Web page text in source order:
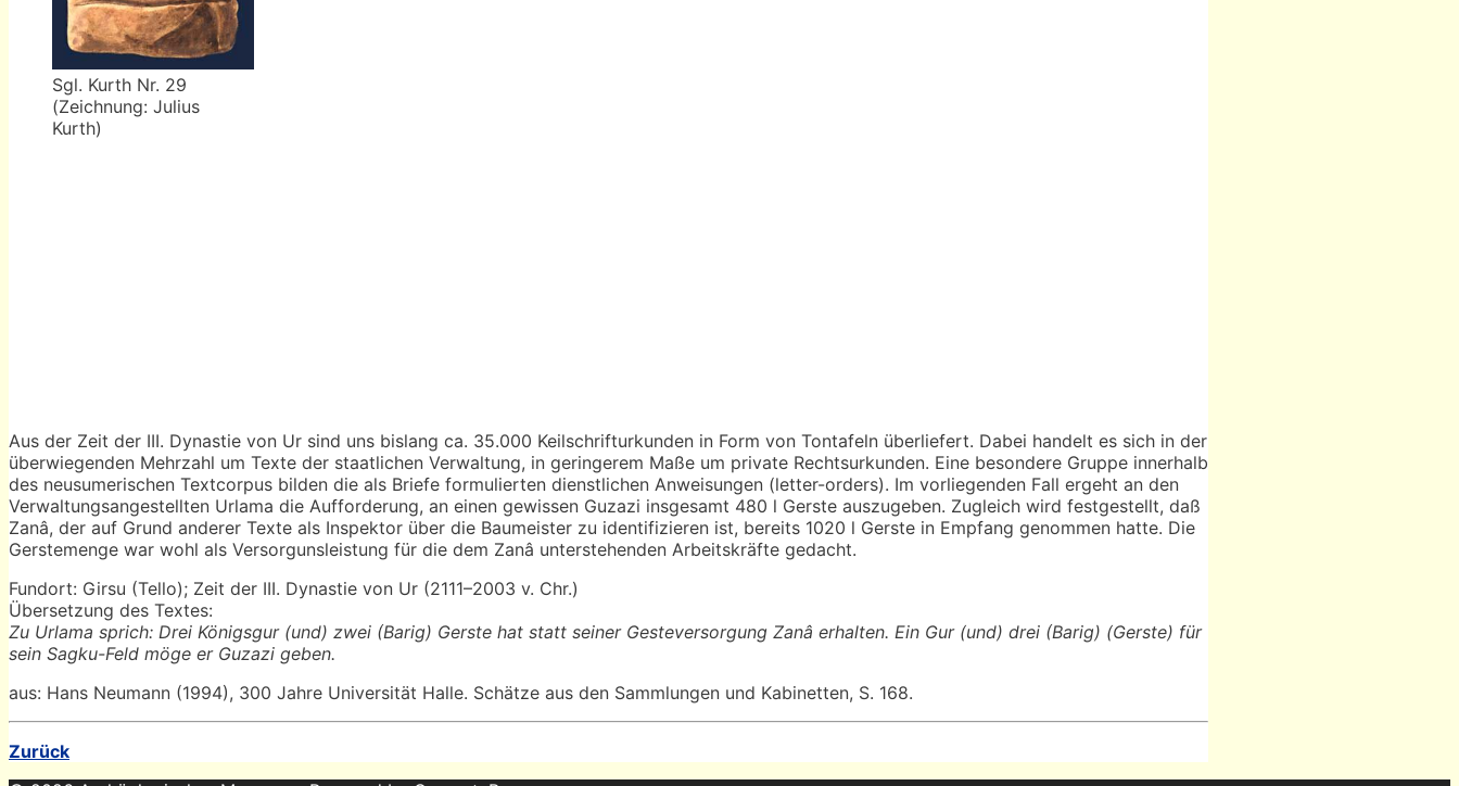
Sgl. Kurth Nr. 29
(Zeichnung: Julius
Kurth)
Aus der Zeit der III. Dynastie von Ur sind uns bislang ca. 35.000 Keilschrifturkunden in Form von Tontafeln überliefert. Dabei handelt es sich in der
überwiegenden Mehrzahl um Texte der staatlichen Verwaltung, in geringerem Maße um private Rechtsurkunden. Eine besondere Gruppe innerhalb
des neusumerischen Textcorpus bilden die als Briefe formulierten dienstlichen Anweisungen (letter-orders). Im vorliegenden Fall ergeht an den
Verwaltungsangestellten Urlama die Aufforderung, an einen gewissen Guzazi insgesamt 480 l Gerste auszugeben. Zugleich wird festgestellt, daß
Zanâ, der auf Grund anderer Texte als Inspektor über die Baumeister zu identifizieren ist, bereits 1020 l Gerste in Empfang genommen hatte. Die
Gerstemenge war wohl als Versorgunsleistung für die dem Zanâ unterstehenden Arbeitskräfte gedacht.
Fundort: Girsu (Tello); Zeit der III. Dynastie von Ur (2111–2003 v. Chr.)
Übersetzung des Textes:
Zu Urlama sprich: Drei Königsgur (und) zwei (Barig) Gerste hat statt seiner Gesteversorgung Zanâ erhalten. Ein Gur (und) drei (Barig) (Gerste) für
sein Sagku-Feld möge er Guzazi geben.
aus: Hans Neumann (1994), 300 Jahre Universität Halle. Schätze aus den Sammlungen und Kabinetten, S. 168.
Zurück